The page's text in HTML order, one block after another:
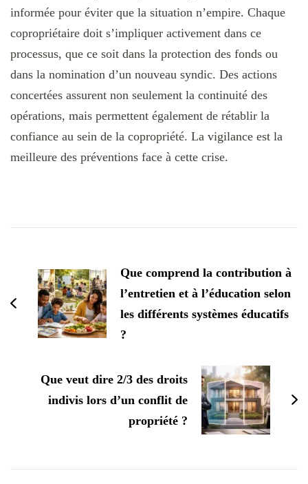
informée pour éviter que la situation n’empire. Chaque
copropriétaire doit s’impliquer activement dans ce
processus, que ce soit dans la protection des fonds ou
dans la nomination d’un nouveau syndic. Des actions
concertées assurent non seulement la continuité des
opérations, mais permettent également de rétablir la
confiance au sein de la copropriété. La vigilance est la
meilleure des préventions face à cette crise.
Que comprend la contribution à
l’entretien et à l’éducation selon
les différents systèmes éducatifs
?
Que veut dire 2/3 des droits
indivis lors d’un conflit de
propriété ?